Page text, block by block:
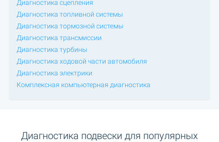
Диагностика сцепления
Диагностика топливной системы
Диагностика тормозной системы
Диагностика трансмиссии
Диагностика турбины
Диагностика ходовой части автомобиля
Диагностика электрики
Комплексная компьютерная диагностика
Диагностика подвески для популярных